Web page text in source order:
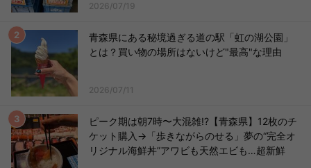
2026/07/19
青森県にある秘境過ぎる道の駅「虹の湖公園」
とは？買い物の場所はないけど"最高"な理由
2026/07/11
ピーク期は朝7時〜大混雑!?【青森県】12枚のチ
ケット購入→「歩きながらのせる」夢の“完全オ
リジナル海鮮丼”アワビも天然エビも…超新鮮